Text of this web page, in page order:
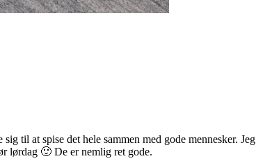
til at spise det hele sammen med gode mennesker. Jeg
lørdag 🙂 De er nemlig ret gode.